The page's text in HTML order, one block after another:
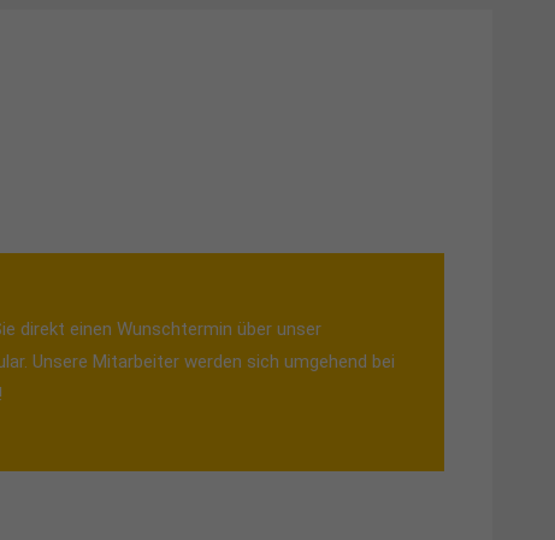
direkt einen Wunschtermin über unser
Unsere Mitarbeiter werden sich umgehend bei